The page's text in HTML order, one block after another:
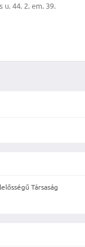
u. 44. 2. em. 39.
Társaság